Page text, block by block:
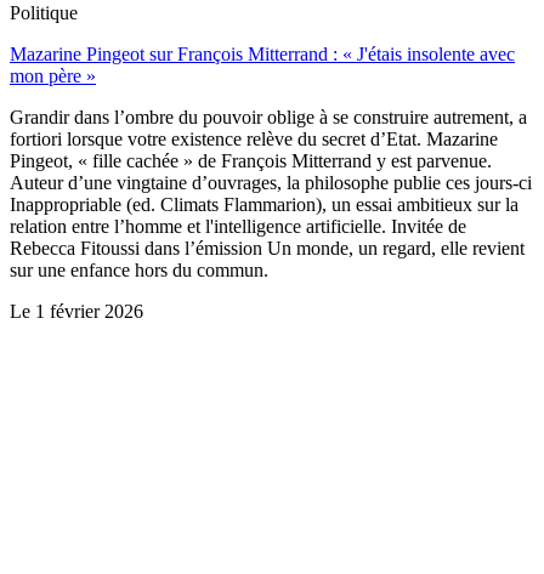
Politique
Mazarine Pingeot sur François Mitterrand : « J'étais insolente avec
mon père »
Grandir dans l’ombre du pouvoir oblige à se construire autrement, a
fortiori lorsque votre existence relève du secret d’Etat. Mazarine
Pingeot, « fille cachée » de François Mitterrand y est parvenue.
Auteur d’une vingtaine d’ouvrages, la philosophe publie ces jours-ci
Inappropriable (ed. Climats Flammarion), un essai ambitieux sur la
relation entre l’homme et l'intelligence artificielle. Invitée de
Rebecca Fitoussi dans l’émission Un monde, un regard, elle revient
sur une enfance hors du commun.
Le 1 février 2026